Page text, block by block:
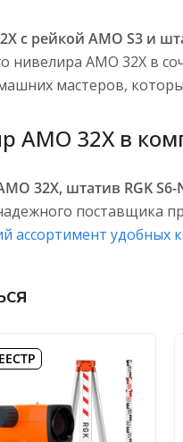
с рейкой AMO S3 и
нивелира AMO 32X в
мастеров,
AMO 32X в
32X, штатив RGK S6-
поставщика
ассортимент удобных